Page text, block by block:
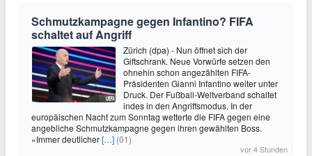
Schmutzkampagne gegen Infantino? FIFA
schaltet auf Angriff
Zürich (dpa) - Nun öffnet sich der
Giftschrank. Neue Vorwürfe setzen den
ohnehin schon angezählten FIFA-
Präsidenten Gianni Infantino weiter unter
Druck. Der Fußball-Weltverband schaltet
indes in den Angriffsmodus. In der
europäischen Nacht zum Sonntag wetterte die FIFA gegen eine
angebliche Schmutzkampagne gegen ihren gewählten Boss.
«Immer deutlicher[…] (01)
vor 4 Stunden